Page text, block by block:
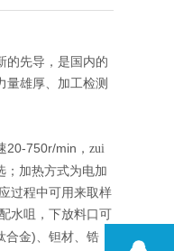
的先导，是国内的
量雄厚、加工检测
20-750r/min ，zui
；加热方式为电加
过程中可用来取样
水咀，下放料口可
合金)、钽材、锆